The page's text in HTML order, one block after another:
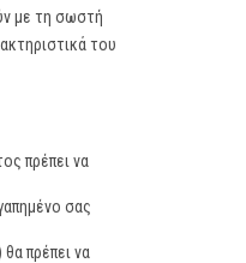
με τη σωστή
του
πρέπει να
σας
πρέπει να